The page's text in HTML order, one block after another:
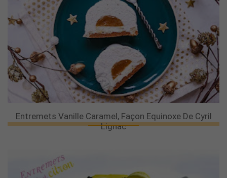
Entremets Vanille Caramel, Façon Equinoxe De Cyril
Lignac